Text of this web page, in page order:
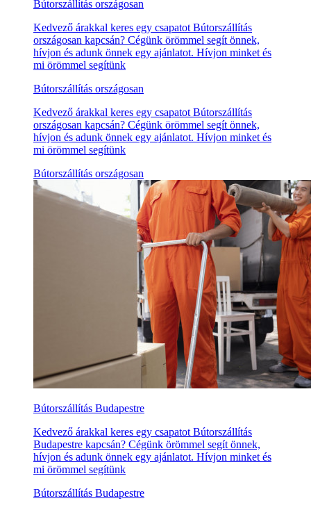
Bútorszállítás országosan
Kedvező árakkal keres egy csapatot Bútorszállítás
országosan kapcsán? Cégünk örömmel segít önnek,
hívjon és adunk önnek egy ajánlatot. Hívjon minket és
mi örömmel segítünk
Bútorszállítás országosan
Kedvező árakkal keres egy csapatot Bútorszállítás
országosan kapcsán? Cégünk örömmel segít önnek,
hívjon és adunk önnek egy ajánlatot. Hívjon minket és
mi örömmel segítünk
Bútorszállítás országosan
Bútorszállítás Budapestre
Kedvező árakkal keres egy csapatot Bútorszállítás
Budapestre kapcsán? Cégünk örömmel segít önnek,
hívjon és adunk önnek egy ajánlatot. Hívjon minket és
mi örömmel segítünk
Bútorszállítás Budapestre